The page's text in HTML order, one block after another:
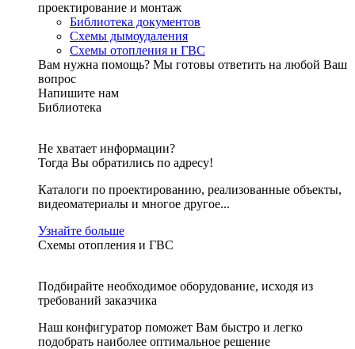
проектирование и монтаж
Библиотека документов
Схемы дымоудаления
Схемы отопления и ГВС
Вам нужна помощь? Мы готовы ответить на любой Ваш
вопрос
Напишите нам
Библиотека
Не хватает информации?
Тогда Вы обратились по адресу!
Каталоги по проектированию, реализованные объекты,
видеоматериалы и многое другое...
Узнайте больше
Схемы отопления и ГВС
Подбирайте необходимое оборудование, исходя из
требований заказчика
Наш конфигуратор поможет Вам быстро и легко
подобрать наиболее оптимальное решение